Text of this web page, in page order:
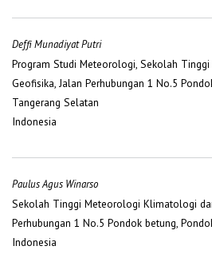
Deffi Munadiyat Putri
Program Studi Meteorologi, Sekolah
Geofisika, Jalan Perhubungan 1 No.5
Tangerang Selatan
Indonesia
Paulus Agus Winarso
Sekolah Tinggi Meteorologi Klimatologi
Perhubungan 1 No.5 Pondok betung,
Indonesia